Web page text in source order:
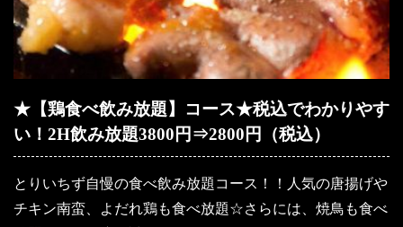
★【鶏食べ飲み放題】コース★税込でわかりやす
い！2H飲み放題3800円⇒2800円（税込）
とりいちず自慢の食べ飲み放題コース！！人気の唐揚げや
チキン南蛮、よだれ鶏も食べ放題☆さらには、焼鳥も食べ